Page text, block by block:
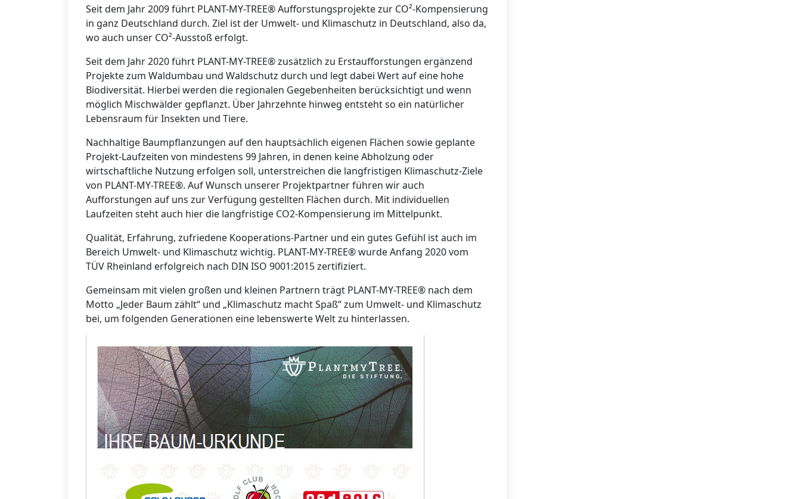
Seit dem Jahr 2009 führt PLANT-MY-TREE® Aufforstungsprojekte zur CO²-Kompensierung
in ganz Deutschland durch. Ziel ist der Umwelt- und Klimaschutz in Deutschland, also da,
wo auch unser CO²-Ausstoß erfolgt.
Seit dem Jahr 2020 führt PLANT-MY-TREE® zusätzlich zu Erstaufforstungen ergänzend
Projekte zum Waldumbau und Waldschutz durch und legt dabei Wert auf eine hohe
Biodiversität. Hierbei werden die regionalen Gegebenheiten berücksichtigt und wenn
möglich Mischwälder gepflanzt. Über Jahrzehnte hinweg entsteht so ein natürlicher
Lebensraum für Insekten und Tiere.
Nachhaltige Baumpflanzungen auf den hauptsächlich eigenen Flächen sowie geplante
Projekt-Laufzeiten von mindestens 99 Jahren, in denen keine Abholzung oder
wirtschaftliche Nutzung erfolgen soll, unterstreichen die langfristigen Klimaschutz-Ziele
von PLANT-MY-TREE®. Auf Wunsch unserer Projektpartner führen wir auch
Aufforstungen auf uns zur Verfügung gestellten Flächen durch. Mit individuellen
Laufzeiten steht auch hier die langfristige CO2-Kompensierung im Mittelpunkt.
Qualität, Erfahrung, zufriedene Kooperations-Partner und ein gutes Gefühl ist auch im
Bereich Umwelt- und Klimaschutz wichtig. PLANT-MY-TREE® wurde Anfang 2020 vom
TÜV Rheinland erfolgreich nach DIN ISO 9001:2015 zertifiziert.
Gemeinsam mit vielen großen und kleinen Partnern trägt PLANT-MY-TREE® nach dem
Motto „Jeder Baum zählt“ und „Klimaschutz macht Spaß“ zum Umwelt- und Klimaschutz
bei, um folgenden Generationen eine lebenswerte Welt zu hinterlassen.